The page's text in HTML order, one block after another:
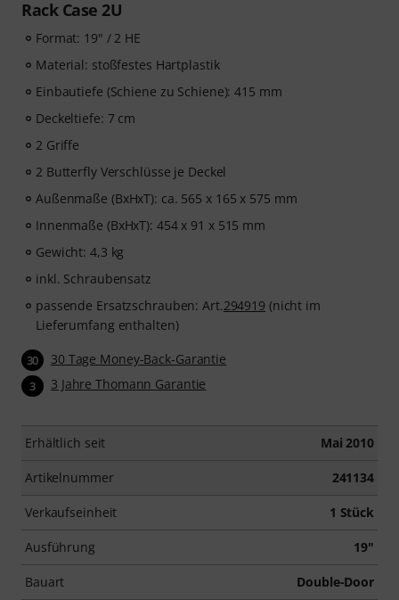
Rack Case 2U
Format: 19" / 2 HE
Material: stoßfestes Hartplastik
Einbautiefe (Schiene zu Schiene): 415 mm
Deckeltiefe: 7 cm
2 Griffe
2 Butterfly Verschlüsse je Deckel
Außenmaße (BxHxT): ca. 565 x 165 x 575 mm
Innenmaße (BxHxT): 454 x 91 x 515 mm
Gewicht: 4,3 kg
inkl. Schraubensatz
passende Ersatzschrauben: Art.294919 (nicht im
Lieferumfang enthalten)
30 30 Tage Money-Back-Garantie
3 3 Jahre Thomann Garantie
Erhältlich seit Mai 2010
Artikelnummer 241134
Verkaufseinheit 1 Stück
Ausführung 19"
Bauart Double-Door